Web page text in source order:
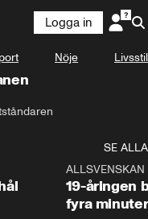
Logga in
Nöje Livsstil
SE ALLA
ALLSVENSKAN
19-åringen
fyra minuter